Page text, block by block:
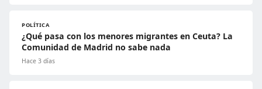
POLÍTICA
¿Qué pasa con los menores migrantes en Ceuta? La
Comunidad de Madrid no sabe nada
Hace 3 días